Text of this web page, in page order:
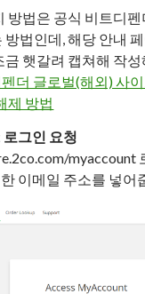
방법은 공식 비트디
방법인데, 해당 안내
금 햇갈려 캡쳐해 작
펜더 글로벌(해외) 사
제 방법
로그인 요청
myaccount
이메일 주소를 넣어